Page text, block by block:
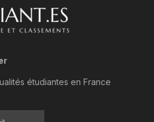
étudiantes en France